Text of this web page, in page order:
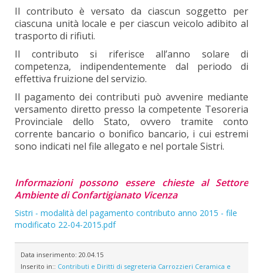
Il contributo è versato da ciascun soggetto per
ciascuna unità locale e per ciascun veicolo adibito al
trasporto di rifiuti.
Il contributo si riferisce all’anno solare di
competenza, indipendentemente dal periodo di
effettiva fruizione del servizio.
Il pagamento dei contributi può avvenire mediante
versamento diretto presso la competente Tesoreria
Provinciale dello Stato, ovvero tramite conto
corrente bancario o bonifico bancario, i cui estremi
sono indicati nel file allegato e nel portale Sistri.
Informazioni possono essere chieste al Settore
Ambiente di Confartigianato Vicenza
Sistri - modalità del pagamento contributo anno 2015 - file
modificato 22-04-2015.pdf
Data inserimento: 20.04.15
Inserito in:: Contributi e Diritti di segreteria Carrozzieri Ceramica e